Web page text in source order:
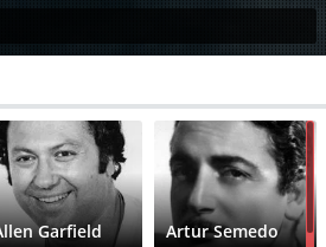
Garfield Artur Semedo